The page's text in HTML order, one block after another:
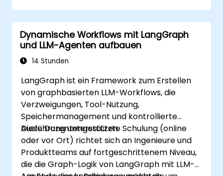
Dynamische Workflows mit LangGraph
und LLM-Agenten aufbauen
14 Stunden
LangGraph ist ein Framework zum Erstellen
von graphbasierten LLM-Workflows, die
Verzweigungen, Tool-Nutzung,
Speichermanagement und kontrollierte
Ausführung unterstützen.
Diese Dozentengestützte Schulung (online
oder vor Ort) richtet sich an Ingenieure und
Produktteams auf fortgeschrittenem Niveau,
die die Graph-Logik von LangGraph mit LLM-